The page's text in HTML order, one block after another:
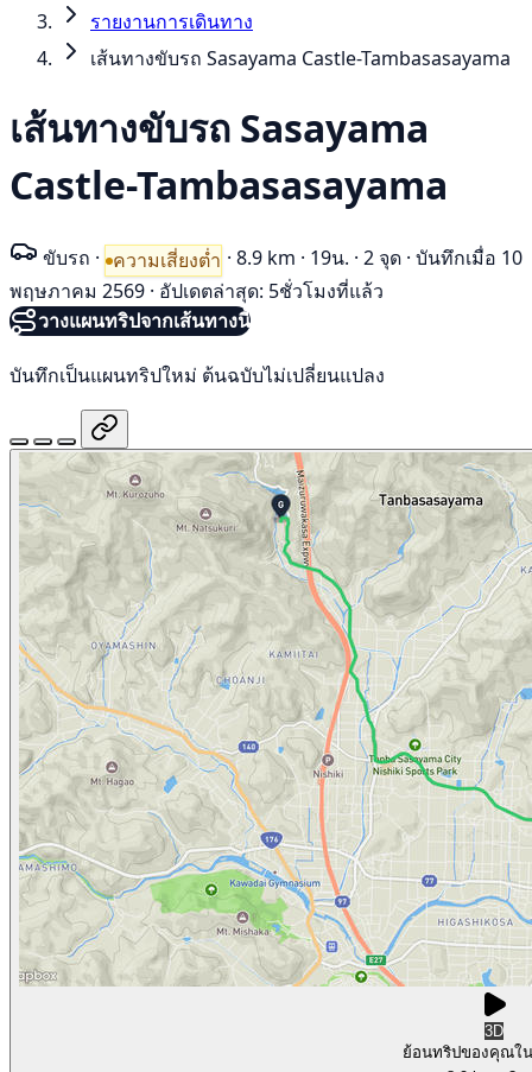
รายงานการเดินทาง
เส้นทางขับรถ Sasayama Castle-Tambasasayama
เส้นทางขับรถ Sasayama
Castle-Tambasasayama
ขับรถ · ความเสี่ยงต่ำ · 8.9 km · 19น. · 2 จุด · บันทึกเมื่อ 10
พฤษภาคม 2569 · อัปเดตล่าสุด: 5ชั่วโมงที่แล้ว
วางแผนทริปจากเส้นทางนี้
บันทึกเป็นแผนทริปใหม่ ต้นฉบับไม่เปลี่ยนแปลง
3D
ย้อนทริปของคุณใ